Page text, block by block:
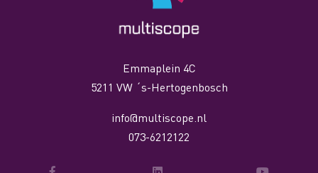
Emmaplein 4C
5211 VW ´s-Hertogenbosch
info@multiscope.nl
073-6212122